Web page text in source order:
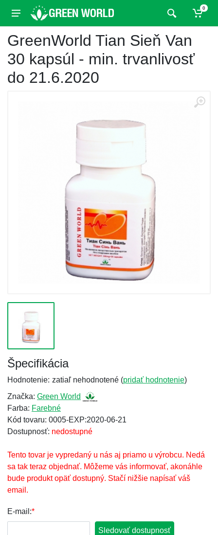
0
GreenWorld Tian Sieň Van
30 kapsúl - min. trvanlivosť
do 21.6.2020
Špecifikácia
Hodnotenie: zatiaľ nehodnotené (pridať hodnotenie)
Značka: Green World
Farba: Farebné
Kód tovaru: 0005-EXP:2020-06-21
Dostupnosť: nedostupné
Tento tovar je vypredaný u nás aj priamo u výrobcu. Nedá
sa tak teraz objednať. Môžeme vás informovať, akonáhle
bude produkt opäť dostupný. Stačí nižšie napísať váš
email.
E-mail:*
Sledovať dostupnosť